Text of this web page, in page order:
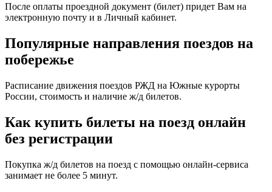
После оплаты проездной документ (билет) придет Вам на
электронную почту и в Личный кабинет.
Популярные направления поездов на
побережье
Расписание движения поездов РЖД на Южные курорты
России, стоимость и наличие ж/д билетов.
Как купить билеты на поезд онлайн
без регистрации
Покупка ж/д билетов на поезд с помощью онлайн-сервиса
занимает не более 5 минут.